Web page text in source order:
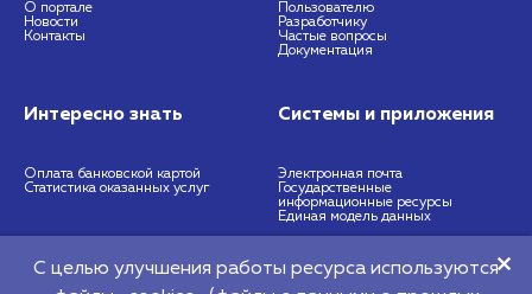
О портале
Новости
Контакты
Пользователю
Разработчику
Частые вопросы
Документация
Интересно знать
Оплата банковской картой
Статистика оказанных услуг
Системы и приложения
Электронная почта
Государственные
информационные ресурсы
Единая модель данных
https://nces.by
С целью улучшения работы ресурса используются